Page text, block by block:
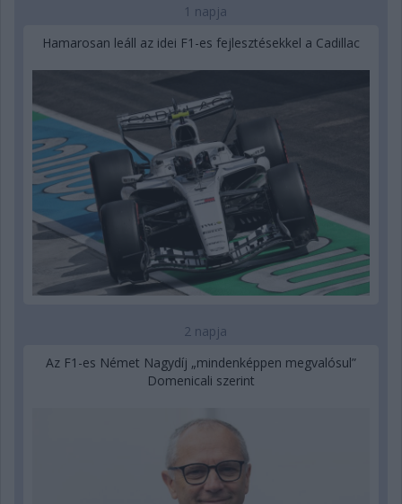
1 napja
Hamarosan leáll az idei F1-es fejlesztésekkel a Cadillac
2 napja
Az F1-es Német Nagydíj „mindenképpen megvalósul”
Domenicali szerint